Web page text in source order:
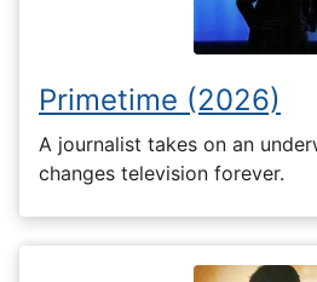
Primetime (2026)
A journalist takes on an
changes television forever.